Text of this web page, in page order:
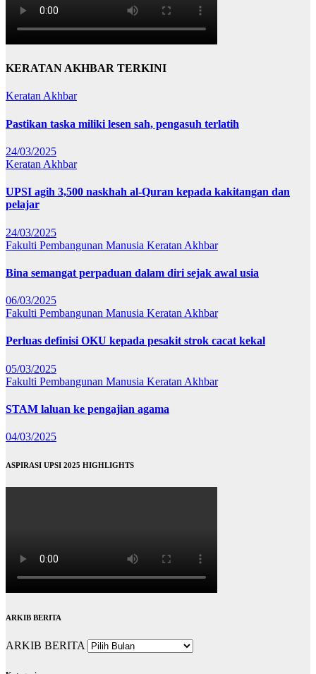
KERATAN AKHBAR TERKINI
Keratan Akhbar
Pastikan taska miliki lesen sah, pengasuh terlatih
24/03/2025
Keratan Akhbar
UPSI agih 3,500 naskhah al-Quran kepada kakitangan dan
pelajar
24/03/2025
Fakulti Pembangunan Manusia Keratan Akhbar
Bina semangat perpaduan dalam diri sejak awal usia
06/03/2025
Fakulti Pembangunan Manusia Keratan Akhbar
Perluas definisi OKU kepada pesakit strok cacat kekal
05/03/2025
Fakulti Pembangunan Manusia Keratan Akhbar
STAM laluan ke pengajian agama
04/03/2025
ASPIRASI UPSI 2025 HIGHLIGHTS
ARKIB BERITA
ARKIB BERITA